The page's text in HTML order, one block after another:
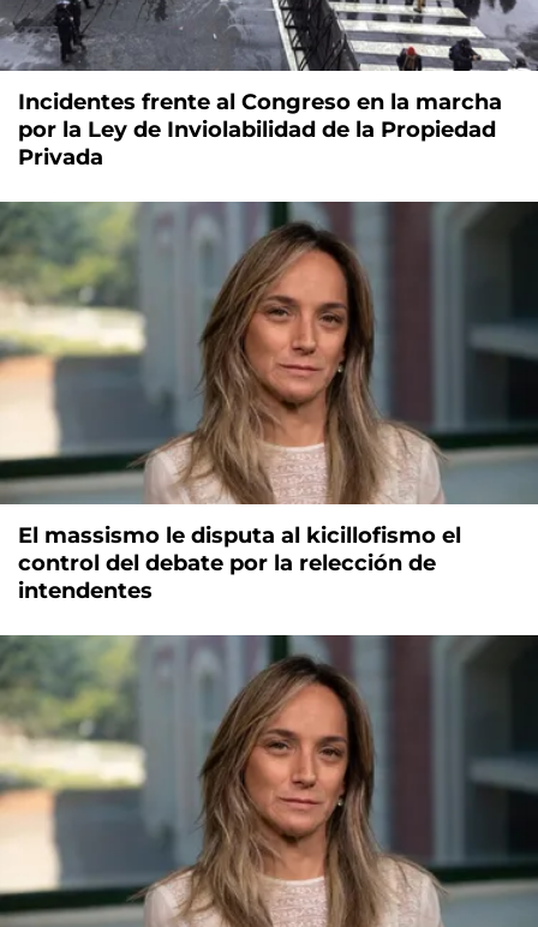
Incidentes frente al Congreso en la marcha
por la Ley de Inviolabilidad de la Propiedad
Privada
El massismo le disputa al kicillofismo el
control del debate por la relección de
intendentes